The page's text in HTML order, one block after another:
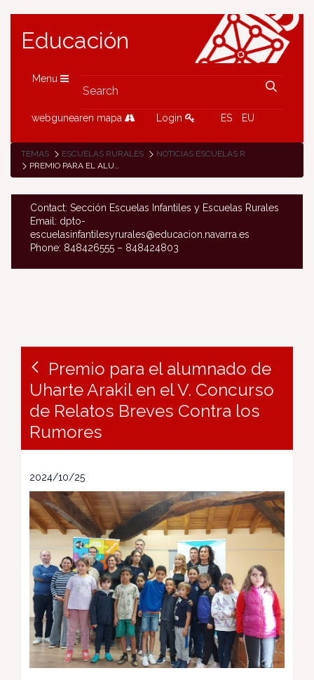
Educación
Menu
webgunearen mapa Login ES EU
TEMAS ESCUELAS RURALES
NOTICIAS ESCUELAS RURALES
PREMIO PARA EL ALUMNADO DE UHARTE ARAKIL EN EL V. CONCURSO DE RELATOS BREVES CONTRA LOS RUMORES
Contact: Sección Escuelas Infantiles y Escuelas Rurales
Email: dpto-
escuelasinfantilesyrurales@educacion.navarra.es
Phone: 848426555 – 848424803
Premio para el alumnado de
Uharte Arakil en el V. Concurso
de Relatos Breves Contra los
Rumores
2024/10/25